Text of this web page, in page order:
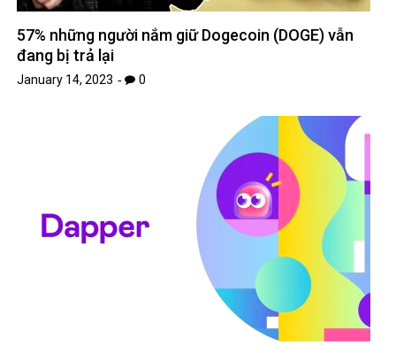
57% những người nắm giữ Dogecoin (DOGE) vẫn
đang bị trả lại
January 14, 2023 0